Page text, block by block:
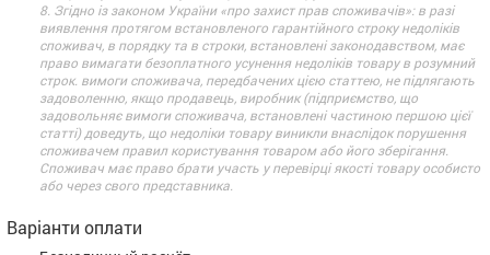
8. Згідно із законом України «про захист прав споживачів»: в разі
виявлення протягом встановленого гарантійного строку недоліків
споживач, в порядку та в строки, встановлені законодавством, має
право вимагати безоплатного усунення недоліків товару в розумний
строк. вимоги споживача, передбачених цією статтею, не підлягають
задоволенню, якщо продавець, виробник (підприємство, що
задовольняє вимоги споживача, встановлені частиною першою цієї
статті) доведуть, що недоліки товару виникли внаслідок порушення
споживачем правил користування товаром або його зберігання.
Споживач має право брати участь у перевірці якості товару особисто
або через свого представника.
Варіанти оплати